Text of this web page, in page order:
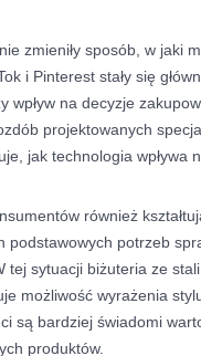
zmieniły sposób, w jaki
i Pinterest stały się
wpływ na decyzje
projektowanych
jak technologia wpływa
również
podstawowych potrzeb
tej sytuacji biżuteria ze
możliwość wyrażenia
są bardziej świadomi
produktów.